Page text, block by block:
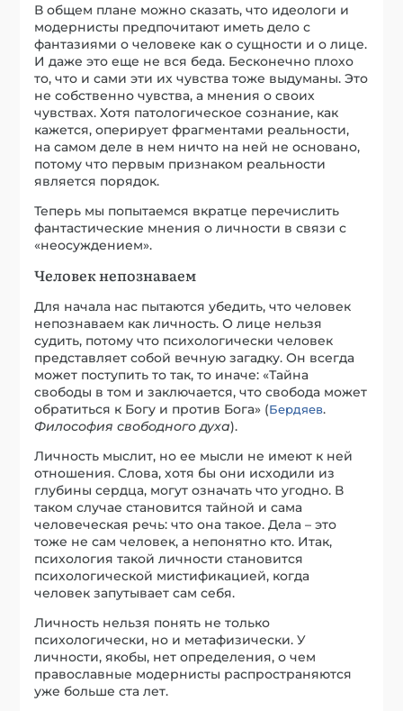
В общем плане можно сказать, что идеологи и
модернисты предпочитают иметь дело с
фантазиями о человеке как о сущности и о лице.
И даже это еще не вся беда. Бесконечно плохо
то, что и сами эти их чувства тоже выдуманы. Это
не собственно чувства, а мнения о своих
чувствах. Хотя патологическое сознание, как
кажется, оперирует фрагментами реальности,
на самом деле в нем ничто на ней не основано,
потому что первым признаком реальности
является порядок.
Теперь мы попытаемся вкратце перечислить
фантастические мнения о личности в связи с
«неосуждением».
Человек непознаваем
Для начала нас пытаются убедить, что человек
непознаваем как личность. О лице нельзя
судить, потому что психологически человек
представляет собой вечную загадку. Он всегда
может поступить то так, то иначе: «Тайна
свободы в том и заключается, что свобода может
обратиться к Богу и против Бога» (Бердяев.
Философия свободного духа).
Личность мыслит, но ее мысли не имеют к ней
отношения. Слова, хотя бы они исходили из
глубины сердца, могут означать что угодно. В
таком случае становится тайной и сама
человеческая речь: что она такое. Дела – это
тоже не сам человек, а непонятно кто. Итак,
психология такой личности становится
психологической мистификацией, когда
человек запутывает сам себя.
Личность нельзя понять не только
психологически, но и метафизически. У
личности, якобы, нет определения, о чем
православные модернисты распространяются
уже больше ста лет.